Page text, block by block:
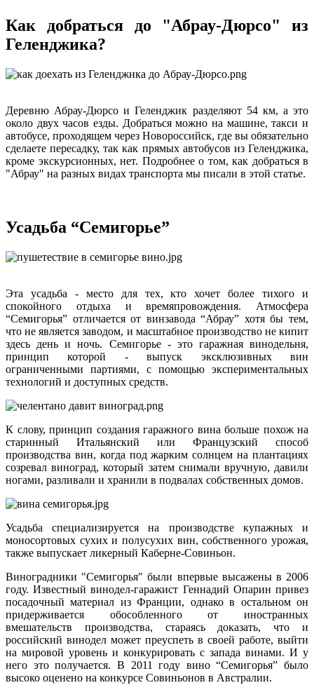
Как добраться до "Абрау-Дюрсо" из
Геленджика?
Деревню Абрау-Дюрсо и Геленджик разделяют 54 км, а это
около двух часов езды. Добраться можно на машине, такси и
автобусе, проходящем через Новороссийск, где вы обязательно
сделаете пересадку, так как прямых автобусов из Геленджика,
кроме экскурсионных, нет. Подробнее о том, как добраться в
"Абрау" на разных видах транспорта мы писали в этой статье.
Усадьба “Семигорье”
Эта усадьба - место для тех, кто хочет более тихого и
спокойного отдыха и времяпровождения. Атмосфера
“Семигорья” отличается от винзавода “Абрау” хотя бы тем,
что не является заводом, и масштабное производство не кипит
здесь день и ночь. Семигорье - это гаражная винодельня,
принцип которой - выпуск эксклюзивных вин
ограниченными партиями, с помощью экспериментальных
технологий и доступных средств.
К слову, принцип создания гаражного вина больше похож на
старинный Итальянский или Французский способ
производства вин, когда под жарким солнцем на плантациях
созревал виноград, который затем снимали вручную, давили
ногами, разливали и хранили в подвалах собственных домов.
Усадьба специализируется на производстве купажных и
моносортовых сухих и полусухих вин, собственного урожая,
также выпускает ликерный Каберне-Совиньон.
Виноградники "Семигорья" были впервые высажены в 2006
году. Известный винодел-гаражист Геннадий Опарин привез
посадочный материал из Франции, однако в остальном он
придерживается обособленного от иностранных
вмешательств производства, стараясь доказать, что и
российский винодел может преуспеть в своей работе, выйти
на мировой уровень и конкурировать с запада винами. И у
него это получается. В 2011 году вино “Семигорья” было
высоко оценено на конкурсе Совиньонов в Австралии.